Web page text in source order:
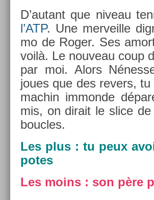
D’autant que niveau
l’ATP. Une mer­veil­le
mo de Roger. Ses
voilà. Le nouveau coup
par moi. Alors
joues que des re­v­ers,
mac­hin im­mon­de
mis, on di­rait le slice
bouc­les.
Les plus : tu peux
potes
Les moins : son père